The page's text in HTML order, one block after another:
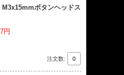
ボタンヘッドス
円
注文数: